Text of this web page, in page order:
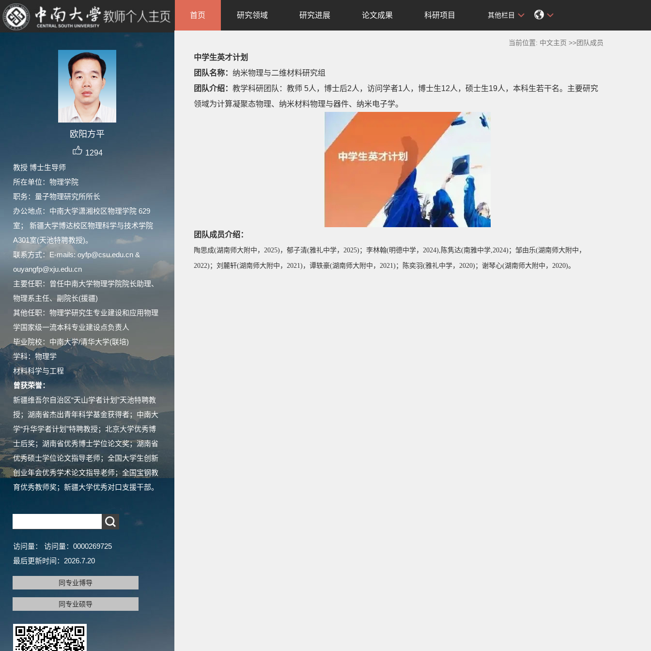
欧阳方平
1294
教授 博士生导师
所在单位：物理学院
职务：量子物理研究所所长
办公地点：中南大学潇湘校区物理学院 629
室； 新疆大学博达校区物理科学与技术学院
A301室(天池特聘教授)。
联系方式：E-mails: oyfp@csu.edu.cn &
ouyangfp@xju.edu.cn
主要任职：曾任中南大学物理学院院长助理、
物理系主任、副院长(援疆)
其他任职：物理学研究生专业建设和应用物理
学国家级一流本科专业建设点负责人
毕业院校：中南大学/清华大学(联培)
学科：物理学
材料科学与工程
曾获荣誉：
新疆维吾尔自治区“天山学者计划”天池特聘教
授；湖南省杰出青年科学基金获得者；中南大
学“升华学者计划”特聘教授；北京大学优秀博
士后奖；湖南省优秀博士学位论文奖；湖南省
优秀硕士学位论文指导老师；全国大学生创新
创业年会优秀学术论文指导老师；全国宝钢教
育优秀教师奖；新疆大学优秀对口支援干部。
访问量： 访问量： 0000269725
最后更新时间： 2026.7.20
同专业博导
同专业硕导
首页 研究领域 研究进展 论文成果 科研项目 其他栏目
当前位置: 中文主页 >>团队成员
中学生英才计划
团队名称： 纳米物理与二维材料研究组
团队介绍： 教学科研团队：教师 5人，博士后2人，访问学者1人，博士生12人，硕士生19人，本科生若干名。主要研究
领域为计算凝聚态物理、纳米材料物理与器件、纳米电子学。
团队成员介绍：
陶思成(湖南师大附中，2025)， 郁子清(雅礼中学，2025)；李林翰(明德中学，2024),陈隽达(南雅中学,2024)； 邹由乐(湖南师大附中，
2022)；刘麓轩(湖南师大附中，2021)，谭轶豪(湖南师大附中，2021)；陈奕羽(雅礼中学，2020)；谢琴心(湖南师大附中，2020)。